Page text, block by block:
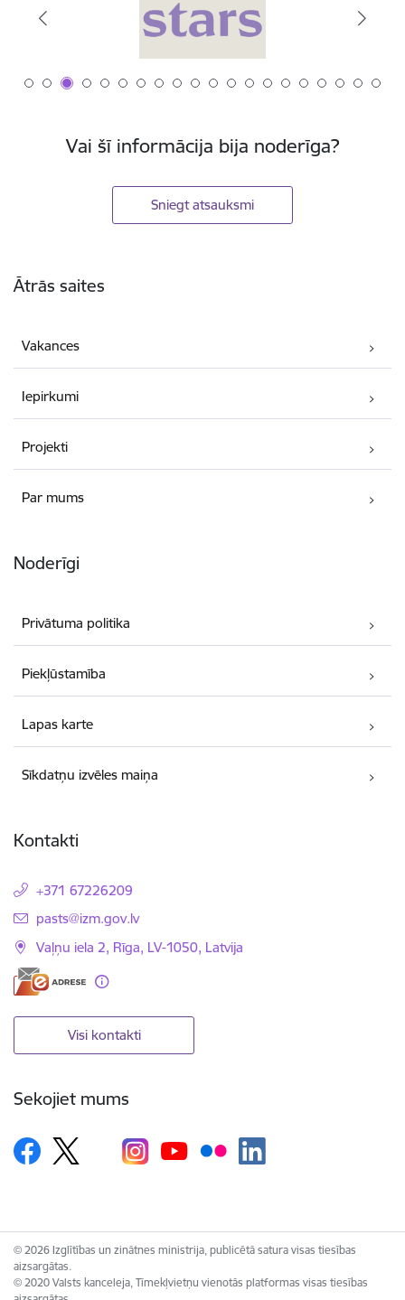
Vai šī informācija bija noderīga?
Sniegt atsauksmi
Ātrās saites
Vakances
Iepirkumi
Projekti
Par mums
Noderīgi
Privātuma politika
Piekļūstamība
Lapas karte
Sīkdatņu izvēles maiņa
Kontakti
+371 67226209
E-pasts:
pasts@izm.gov.lv
Vaļņu iela 2, Rīga, LV-1050, Latvija
Visi kontakti
Sekojiet mums
© 2026 Izglītības un zinātnes ministrija, publicētā satura visas tiesības
aizsargātas.
© 2020 Valsts kanceleja, Tīmekļvietņu vienotās platformas visas tiesības